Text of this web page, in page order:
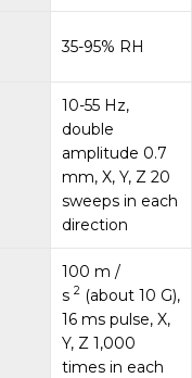
35-95% RH
10-55 Hz,
double
amplitude 0.7
mm, X, Y, Z 20
sweeps in each
direction
100 m /
s 2 (about 10 G),
16 ms pulse, X,
Y, Z 1,000
times in each